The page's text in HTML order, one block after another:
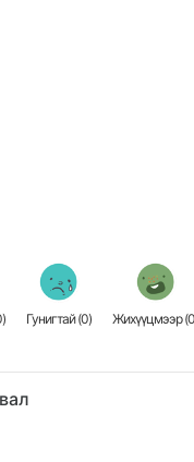
) Гунигтай (0) Жихүүцмээр (